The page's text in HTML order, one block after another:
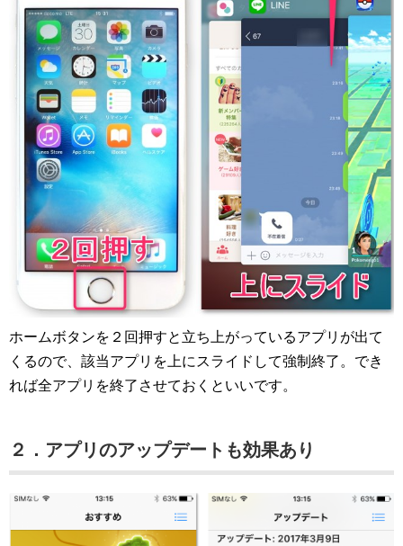
ホームボタンを２回押すと立ち上がっているアプリが出て
くるので、該当アプリを上にスライドして強制終了。でき
れば全アプリを終了させておくといいです。
２．アプリのアップデートも効果あり